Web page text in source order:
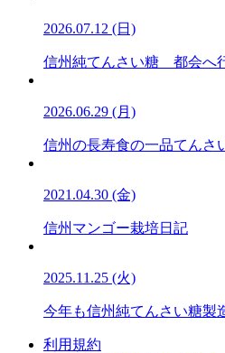
2026.07.12 (日)
信州純てんさい糖 都会へ
2026.06.29 (月)
信州の長寿食の一品てんさ
2021.04.30 (金)
信州マンゴー栽培日記
2025.11.25 (火)
今年も信州純てんさい糖製
利用規約